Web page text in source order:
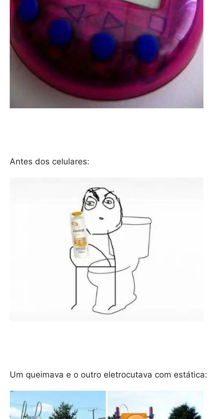
Antes dos celulares:
Um queimava e o outro eletrocutava com estática: